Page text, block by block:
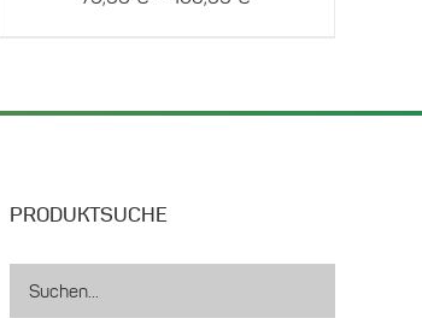
Produktseite
PRODUKTSUCHE